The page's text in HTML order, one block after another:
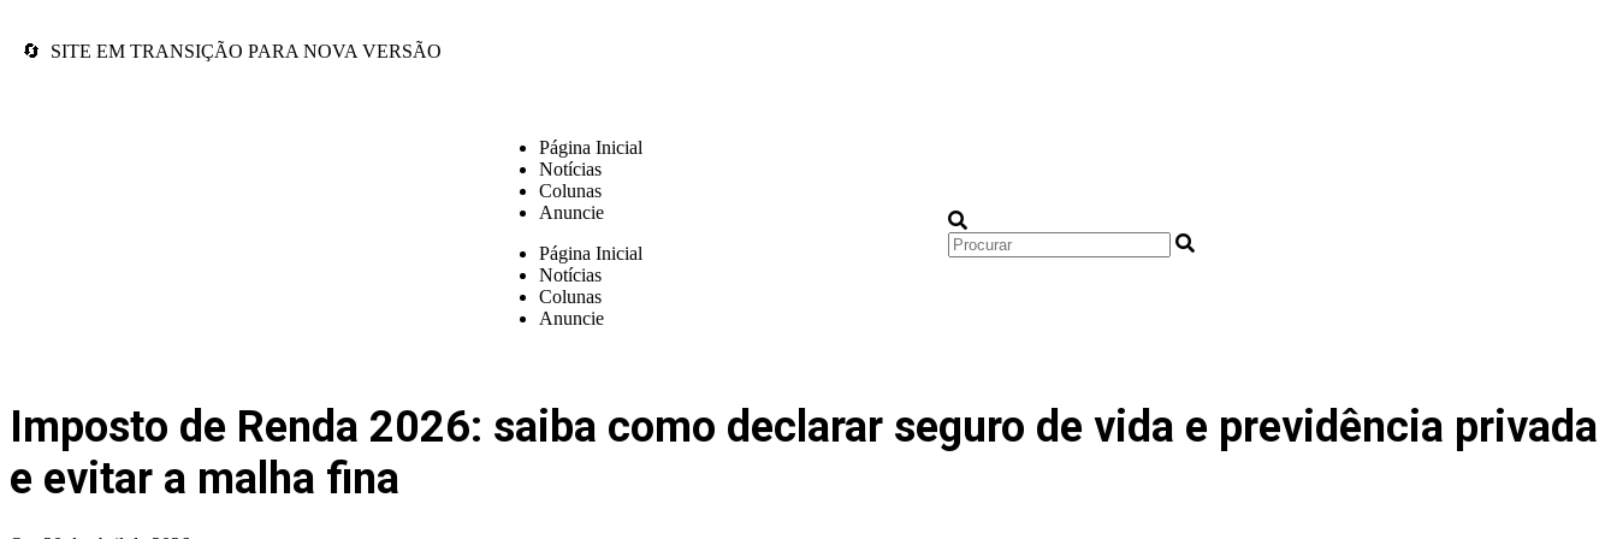
🔄 SITE EM TRANSIÇÃO PARA NOVA VERSÃO
Página Inicial
Notícias
Colunas
Anuncie
Página Inicial
Notícias
Colunas
Anuncie
Imposto de Renda 2026: saiba como declarar seguro de vida e previdência privada
e evitar a malha fina